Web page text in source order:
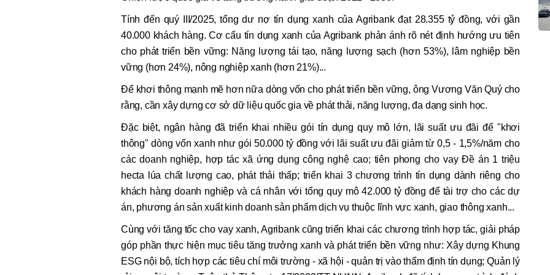
Tính đến quý III/2025, tổng dư nợ tín dụng xanh của Agribank đạt 28.355 tỷ đồng, với gần
40.000 khách hàng. Cơ cấu tín dụng xanh của Agribank phản ánh rõ nét định hướng ưu tiên
cho phát triển bền vững: Năng lượng tái tạo, năng lượng sạch (hơn 53%), lâm nghiệp bền
vững (hơn 24%), nông nghiệp xanh (hơn 21%)...
Để khơi thông mạnh mẽ hơn nữa dòng vốn cho phát triển bền vững, ông Vương Văn Quý cho
rằng, cần xây dựng cơ sở dữ liệu quốc gia về phát thải, năng lượng, đa dạng sinh học.
Đặc biệt, ngân hàng đã triển khai nhiều gói tín dụng quy mô lớn, lãi suất ưu đãi để "khơi
thông" dòng vốn xanh như gói 50.000 tỷ đồng với lãi suất ưu đãi giảm từ 0,5 - 1,5%/năm cho
các doanh nghiệp, hợp tác xã ứng dụng công nghệ cao; tiên phong cho vay Đề án 1 triệu
hecta lúa chất lượng cao, phát thải thấp; triển khai 3 chương trình tín dụng dành riêng cho
khách hàng doanh nghiệp và cá nhân với tổng quy mô 42.000 tỷ đồng để tài trợ cho các dự
án, phương án sản xuất kinh doanh sản phẩm dịch vụ thuộc lĩnh vực xanh, giao thông xanh...
Cùng với tăng tốc cho vay xanh, Agribank cũng triển khai các chương trình hợp tác, giải pháp
góp phần thực hiện mục tiêu tăng trưởng xanh và phát triển bền vững như: Xây dựng Khung
ESG nội bộ, tích hợp các tiêu chí môi trường - xã hội - quản trị vào thẩm định tín dụng; Quản lý